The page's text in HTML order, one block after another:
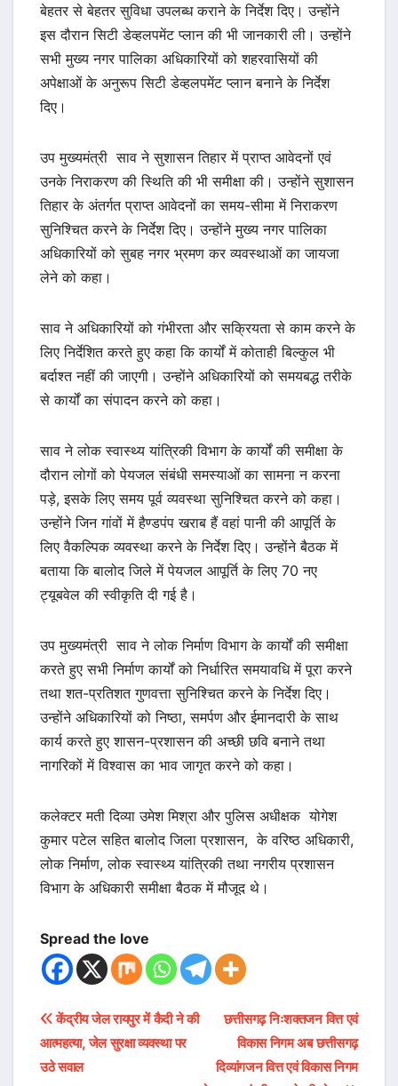
बेहतर से बेहतर सुविधा उपलब्ध कराने के निर्देश दिए। उन्होंने
इस दौरान सिटी डेव्हलपमेंट प्लान की भी जानकारी ली। उन्होंने
सभी मुख्य नगर पालिका अधिकारियों को शहरवासियों की
अपेक्षाओं के अनुरूप सिटी डेव्हलपमेंट प्लान बनाने के निर्देश
दिए।
उप मुख्यमंत्री साव ने सुशासन तिहार में प्राप्त आवेदनों एवं
उनके निराकरण की स्थिति की भी समीक्षा की। उन्होंने सुशासन
तिहार के अंतर्गत प्राप्त आवेदनों का समय-सीमा में निराकरण
सुनिश्चित करने के निर्देश दिए। उन्होंने मुख्य नगर पालिका
अधिकारियों को सुबह नगर भ्रमण कर व्यवस्थाओं का जायजा
लेने को कहा।
साव ने अधिकारियों को गंभीरता और सक्रियता से काम करने के
लिए निर्देशित करते हुए कहा कि कार्यों में कोताही बिल्कुल भी
बर्दाश्त नहीं की जाएगी। उन्होंने अधिकारियों को समयबद्ध तरीके
से कार्यों का संपादन करने को कहा।
साव ने लोक स्वास्थ्य यांत्रिकी विभाग के कार्यों की समीक्षा के
दौरान लोगों को पेयजल संबंधी समस्याओं का सामना न करना
पड़े, इसके लिए समय पूर्व व्यवस्था सुनिश्चित करने को कहा।
उन्होंने जिन गांवों में हैण्डपंप खराब हैं वहां पानी की आपूर्ति के
लिए वैकल्पिक व्यवस्था करने के निर्देश दिए। उन्होंने बैठक में
बताया कि बालोद जिले में पेयजल आपूर्ति के लिए 70 नए
ट्यूबवेल की स्वीकृति दी गई है।
उप मुख्यमंत्री साव ने लोक निर्माण विभाग के कार्यों की समीक्षा
करते हुए सभी निर्माण कार्यों को निर्धारित समयावधि में पूरा करने
तथा शत-प्रतिशत गुणवत्ता सुनिश्चित करने के निर्देश दिए।
उन्होंने अधिकारियों को निष्ठा, समर्पण और ईमानदारी के साथ
कार्य करते हुए शासन-प्रशासन की अच्छी छवि बनाने तथा
नागरिकों में विश्वास का भाव जागृत करने को कहा।
कलेक्टर मती दिव्या उमेश मिश्रा और पुलिस अधीक्षक योगेश
कुमार पटेल सहित बालोद जिला प्रशासन, के वरिष्ठ अधिकारी,
लोक निर्माण, लोक स्वास्थ्य यांत्रिकी तथा नगरीय प्रशासन
विभाग के अधिकारी समीक्षा बैठक में मौजूद थे।
Spread the love
Post
navigation
छत्तीसगढ़ निःशक्तजन वित्त एवं
विकास निगम अब छत्तीसगढ़
दिव्यांगजन वित्त एवं विकास निगम
केंद्रीय जेल रायपुर में कैदी ने की
आत्महत्या, जेल सुरक्षा व्यवस्था पर
उठे सवाल